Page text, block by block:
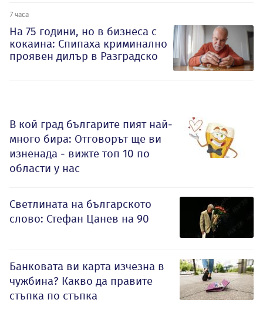
7 часа
На 75 години, но в бизнеса с
кокаина: Спипаха криминално
проявен дилър в Разградско
В кой град българите пият най-
много бира: Отговорът ще ви
изненада - вижте топ 10 по
области у нас
Светлината на българското
слово: Стефан Цанев на 90
Банковата ви карта изчезна в
чужбина? Какво да правите
стъпка по стъпка